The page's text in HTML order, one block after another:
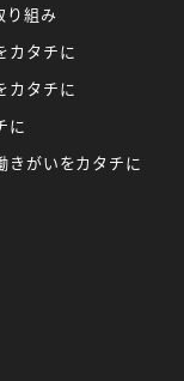
り組み
カタチに
カタチに
に
きがいをカタチに